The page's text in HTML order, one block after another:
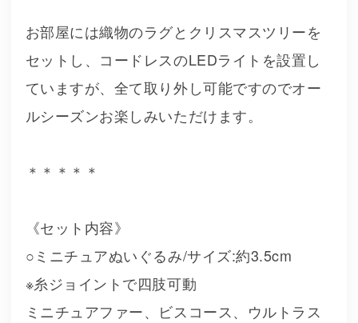
お部屋には織物のラグとクリスマスツリーを
セットし、コードレスのLEDライトを設置し
ていますが、全て取り外し可能ですのでオー
ルシーズンお楽しみいただけます。
＊＊＊＊＊
《セット内容》
○ミニチュアぬいぐるみ/サイズ:約3.5cm
※糸ジョイントで四肢可動
ミニチュアファー、ビスコース、ウルトラス